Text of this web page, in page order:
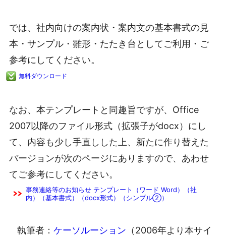
では、社内向けの案内状・案内文の基本書式の見
本・サンプル・雛形・たたき台としてご利用・ご
参考にしてください。
無料ダウンロード
なお、本テンプレートと同趣旨ですが、Office
2007以降のファイル形式（拡張子がdocx）にし
て、内容も少し手直しした上、新たに作り替えた
バージョンが次のページにありますので、あわせ
てご参考にしてください。
事務連絡等のお知らせ テンプレート（ワード Word）（社
内）（基本書式）（docx形式）（シンプル②）
執筆者： ケーソルーション （2006年より本サイ